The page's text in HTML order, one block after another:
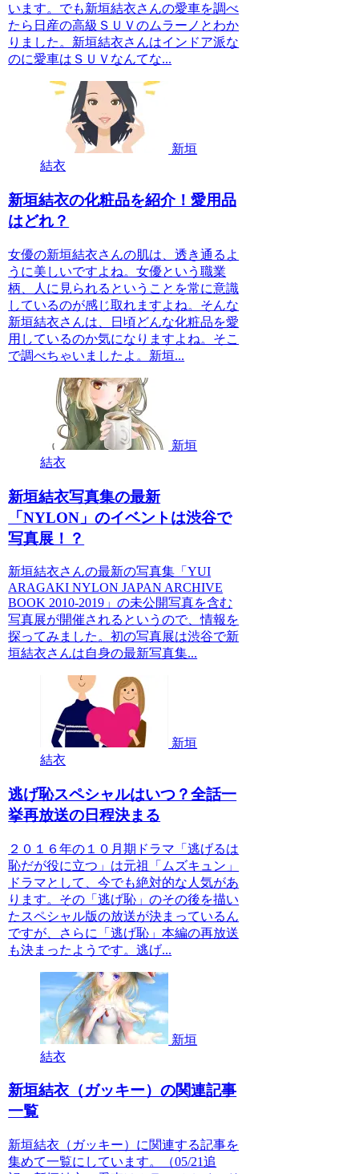
います。でも新垣結衣さんの愛車を調べ
たら日産の高級ＳＵＶのムラーノとわか
りました。新垣結衣さんはインドア派な
のに愛車はＳＵＶなんてな...
新垣
結衣
新垣結衣の化粧品を紹介！愛用品
はどれ？
女優の新垣結衣さんの肌は、透き通るよ
うに美しいですよね。女優という職業
柄、人に見られるということを常に意識
しているのが感じ取れますよね。そんな
新垣結衣さんは、日頃どんな化粧品を愛
用しているのか気になりますよね。そこ
で調べちゃいましたよ。新垣...
新垣
結衣
新垣結衣写真集の最新
「NYLON」のイベントは渋谷で
写真展！？
新垣結衣さんの最新の写真集「YUI
ARAGAKI NYLON JAPAN ARCHIVE
BOOK 2010-2019」の未公開写真を含む
写真展が開催されるというので、情報を
探ってみました。初の写真展は渋谷で新
垣結衣さんは自身の最新写真集...
新垣
結衣
逃げ恥スペシャルはいつ？全話一
挙再放送の日程決まる
２０１６年の１０月期ドラマ「逃げるは
恥だが役に立つ」は元祖「ムズキュン」
ドラマとして、今でも絶対的な人気があ
ります。その「逃げ恥」のその後を描い
たスペシャル版の放送が決まっているん
ですが、さらに「逃げ恥」本編の再放送
も決まったようです。逃げ...
新垣
結衣
新垣結衣（ガッキー）の関連記事
一覧
新垣結衣（ガッキー）に関連する記事を
集めて一覧にしています。（05/21追